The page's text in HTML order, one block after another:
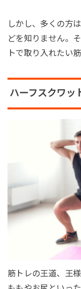
しかし、多くの方
どを知りません。
トで取り入れたい
ハーフスクワッ
筋トレの王道、王